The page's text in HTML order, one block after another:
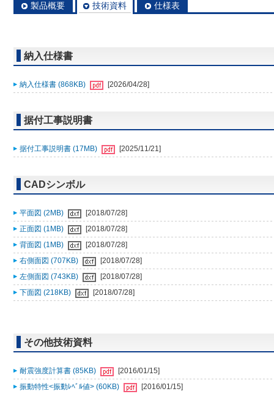
製品概要 技術資料 仕様表
納入仕様書
納入仕様書 (868KB) [2026/04/28]
据付工事説明書
据付工事説明書 (17MB) [2025/11/21]
CADシンボル
平面図 (2MB)
[2018/07/28]
正面図 (1MB)
[2018/07/28]
背面図 (1MB)
[2018/07/28]
右側面図 (707KB)
[2018/07/28]
左側面図 (743KB)
[2018/07/28]
下面図 (218KB)
[2018/07/28]
その他技術資料
耐震強度計算書 (85KB)
[2016/01/15]
振動特性<振動ﾚﾍﾞﾙ値> (60KB)
[2016/01/15]